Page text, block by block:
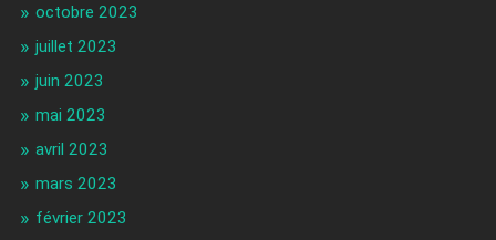
octobre 2023
juillet 2023
juin 2023
mai 2023
avril 2023
mars 2023
février 2023